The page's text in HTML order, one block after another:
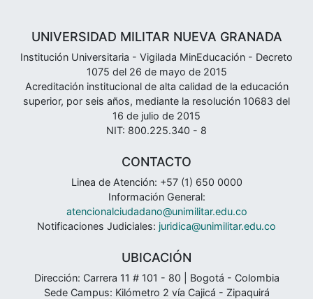
UNIVERSIDAD MILITAR NUEVA GRANADA
Institución Universitaria - Vigilada MinEducación - Decreto
1075 del 26 de mayo de 2015
Acreditación institucional de alta calidad de la educación
superior, por seis años, mediante la resolución 10683 del
16 de julio de 2015
NIT: 800.225.340 - 8
CONTACTO
Linea de Atención: +57 (1) 650 0000
Información General:
atencionalciudadano@unimilitar.edu.co
Notificaciones Judiciales: juridica@unimilitar.edu.co
UBICACIÓN
Dirección: Carrera 11 # 101 - 80 | Bogotá - Colombia
Sede Campus: Kilómetro 2 vía Cajicá - Zipaquirá